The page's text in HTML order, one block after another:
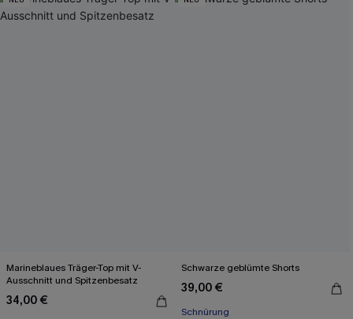
Marineblaues Träger-Top mit V-
Ausschnitt und Spitzenbesatz
34,00 €
Schwarze geblümte Shorts
39,00 €
Schnürung